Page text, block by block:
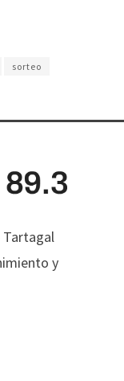
sorteo
Tartagal
y